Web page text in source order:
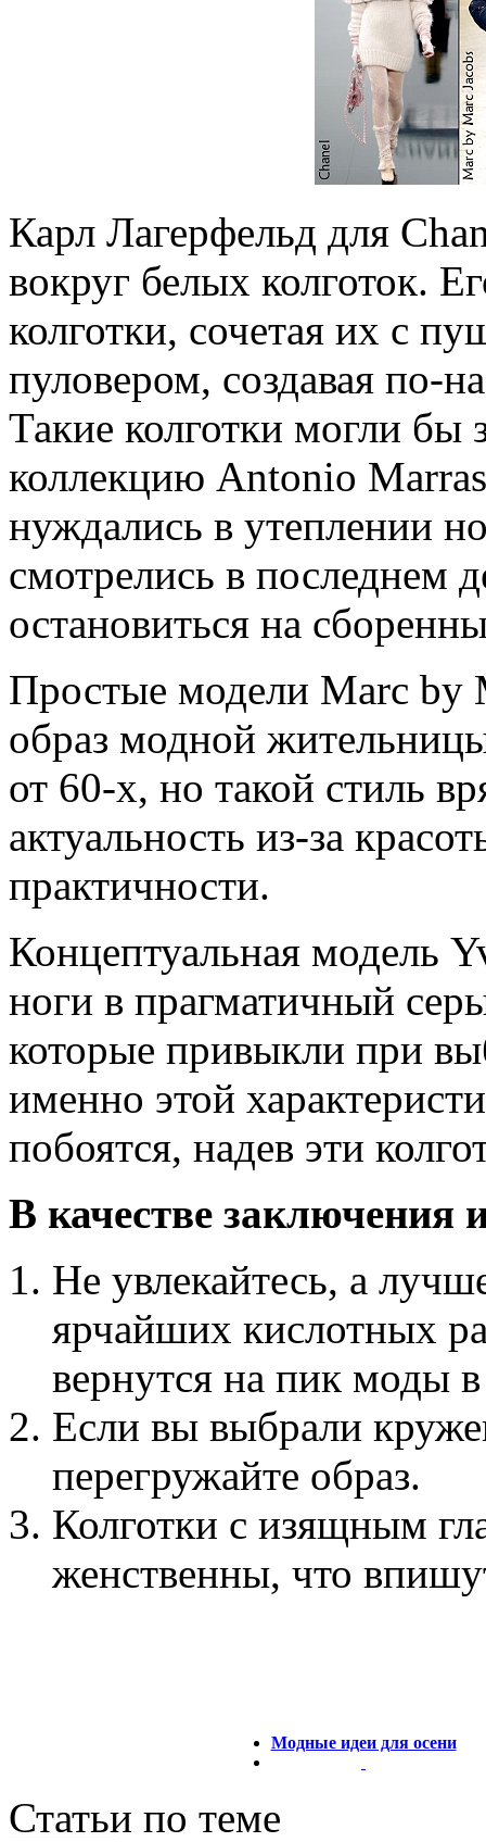
Карл Лагерфельд для
вокруг белых колготок.
колготки, сочетая их с
пуловером, создавая по-
Такие колготки могли бы
коллекцию Antonio
нуждались в утеплении
смотрелись в последнем
остановиться на
Простые модели Marc by
образ модной
от 60-х, но такой стиль
актуальность из-за
практичности.
Концептуальная модель
ноги в прагматичный
которые привыкли при
именно этой
побоятся, надев эти
В качестве заключения
Не увлекайтесь, а
ярчайших кислотных
вернутся на пик моды
Если вы выбрали
перегружайте образ.
Колготки с изящным
женственны, что
Модные идеи для осени
Статьи по теме